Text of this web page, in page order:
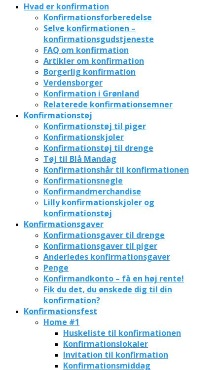
Hvad er konfirmation
Konfirmationsforberedelse
Selve konfirmationen –
konfirmationsgudstjeneste
FAQ om konfirmation
Artikler om konfirmation
Borgerlig konfirmation
Verdensborger
Konfirmation i Grønland
Relaterede konfirmationsemner
Konfirmationstøj
Konfirmationstøj til piger
Konfirmationskjoler
Konfirmationstøj til drenge
Tøj til Blå Mandag
Konfirmationshår til konfirmationen
Konfirmationsnegle
Konfirmandmerchandise
Lilly konfirmationskjoler og
konfirmationstøj
Konfirmationsgaver
Konfirmationsgaver til drenge
Konfirmationsgaver til piger
Anderledes konfirmationsgaver
Penge
Konfirmandkonto – få en høj rente!
Fik du det, du ønskede dig til din
konfirmation?
Konfirmationsfest
Home #1
Huskeliste til konfirmationen
Konfirmationslokaler
Invitation til konfirmation
Konfirmationsmiddag